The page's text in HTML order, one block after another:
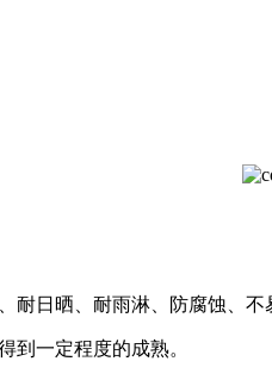
日晒、耐雨淋、防腐蚀、不
到一定程度的成熟。